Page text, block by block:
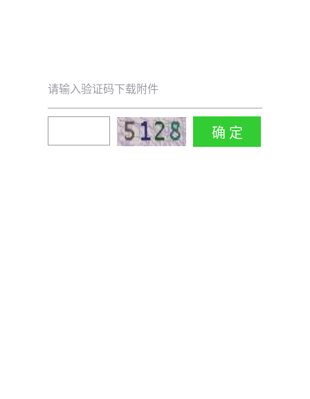
请输入验证码下载附件